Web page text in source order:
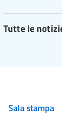
Tutte le
Sala stampa